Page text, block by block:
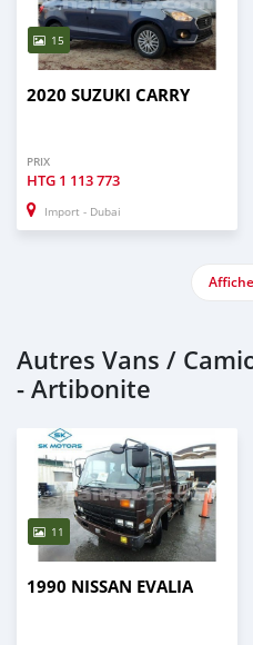
15
2020 SUZUKI CARRY
PRIX
HTG 1 113 773
Import - Dubai
Autres Vans /
- Artibonite
11
1990 NISSAN EVALIA